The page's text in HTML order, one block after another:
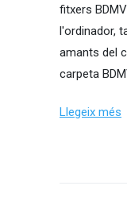
fitxers
l'ordinador,
amants del
carpeta
Llegeix més